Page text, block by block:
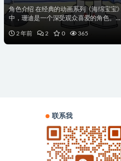
角色介绍 在经典的动画系列《海绵宝宝》
中，珊迪是一个深受观众喜爱的角色。她
2 年前
2 0 365
联系我